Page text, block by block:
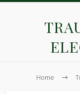
Home